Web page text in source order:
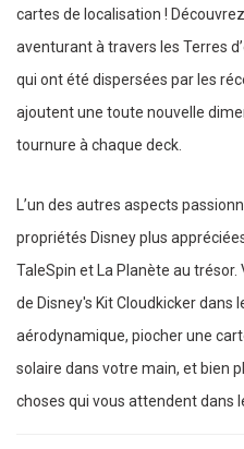
cartes de localisation !
aventurant à travers les Terres
qui ont été dispersées par les
ajoutent une toute nouvelle
tournure à chaque deck.
L’un des autres aspects
propriétés Disney plus
TaleSpin et La Planète au
de Disney's Kit Cloudkicker dans
aérodynamique, piocher une
solaire dans votre main, et bien
choses qui vous attendent dans